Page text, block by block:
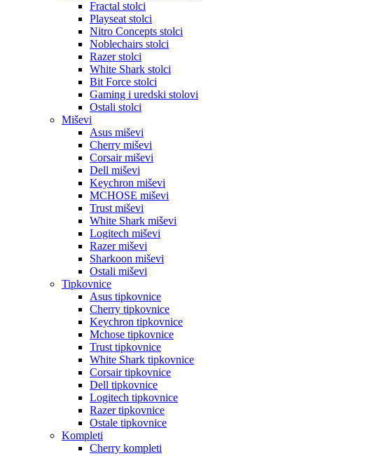
Fractal stolci
Playseat stolci
Nitro Concepts stolci
Noblechairs stolci
Razer stolci
White Shark stolci
Bit Force stolci
Gaming i uredski stolovi
Ostali stolci
Miševi
Asus miševi
Cherry miševi
Corsair miševi
Dell miševi
Keychron miševi
MCHOSE miševi
Trust miševi
White Shark miševi
Logitech miševi
Razer miševi
Sharkoon miševi
Ostali miševi
Tipkovnice
Asus tipkovnice
Cherry tipkovnice
Keychron tipkovnice
Mchose tipkovnice
Trust tipkovnice
White Shark tipkovnice
Corsair tipkovnice
Dell tipkovnice
Logitech tipkovnice
Razer tipkovnice
Ostale tipkovnice
Kompleti
Cherry kompleti